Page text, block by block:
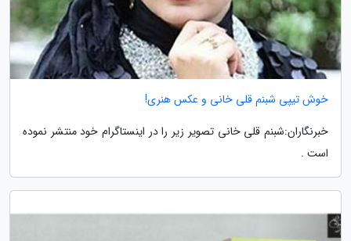
خوش تیپی شبنم قلی خانی و عکس هنری!
خبرنگاران:شبنم قلی خانی تصویر زیر را در اینستاگرام خود منتشر نموده
است .